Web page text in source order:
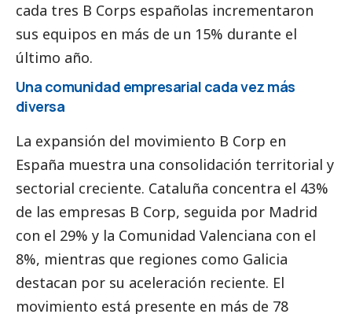
cada tres B Corps españolas incrementaron
sus equipos en más de un 15% durante el
último año.
Una comunidad empresarial cada vez más
diversa
La expansión del movimiento B Corp en
España muestra una consolidación territorial y
sectorial creciente. Cataluña concentra el 43%
de las empresas B Corp, seguida por Madrid
con el 29% y la Comunidad Valenciana con el
8%, mientras que regiones como Galicia
destacan por su aceleración reciente. El
movimiento está presente en más de 78